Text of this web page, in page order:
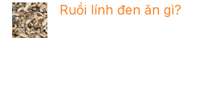
Ruồi lính đen ăn gì?